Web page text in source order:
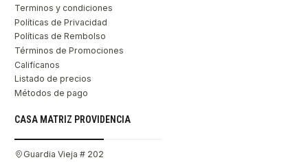
Terminos y condiciones
Políticas de Privacidad
Políticas de Rembolso
Términos de Promociones
Califícanos
Listado de precios
Métodos de pago
CASA MATRIZ PROVIDENCIA
Guardia Vieja # 202